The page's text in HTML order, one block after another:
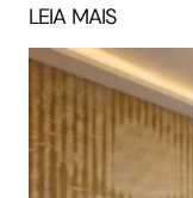
LEIA MAIS